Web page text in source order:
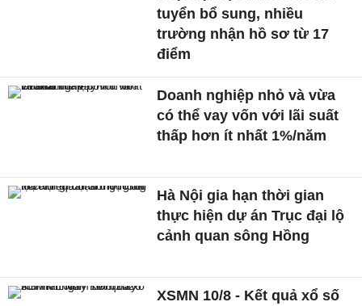
tuyển bổ sung, nhiều
trường nhận hồ sơ từ 17
điểm
Doanh nghiệp nhỏ và vừa
có thể vay vốn với lãi suất
thấp hơn ít nhất 1%/năm
Hà Nội gia hạn thời gian
thực hiện dự án Trục đại lộ
cảnh quan sông Hồng
XSMN 10/8 - Kết quả xổ số